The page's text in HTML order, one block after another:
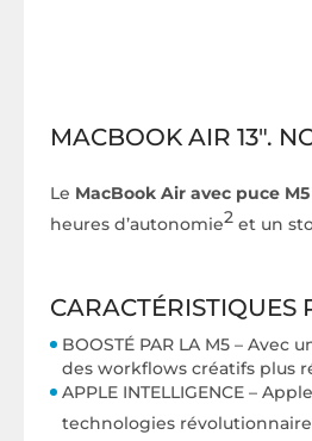
MACBOOK AIR 13".
Le MacBook Air avec puce M5
heures d’autonomie2 et un
CARACTÉRISTIQUES
BOOSTÉ PAR LA M5 –
des workflows créatifs plus
APPLE INTELLIGENCE –
technologies